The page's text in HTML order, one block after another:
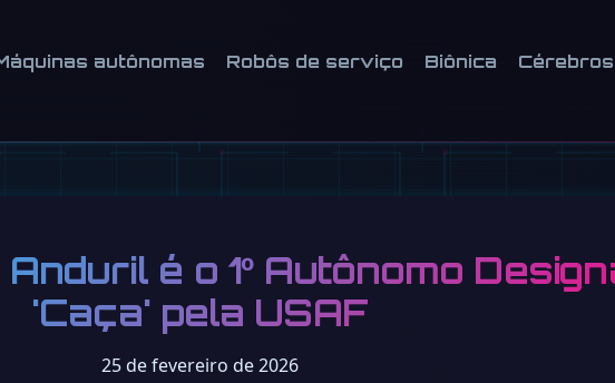
autônomas Robôs de serviço Biônica
é o 1º Autônomo
'Caça' pela USAF
25 de fevereiro de 2026